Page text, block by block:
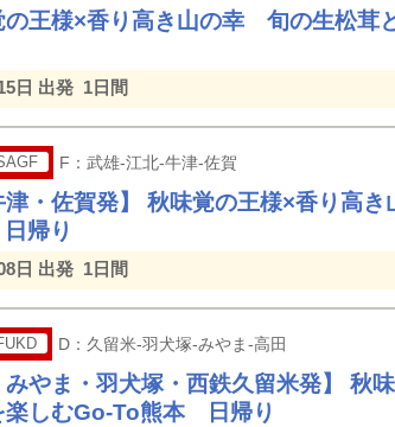
の王様×香り高き山の幸 旬の生松
日 出発 1日間
F：武雄-江北-牛津-佐賀
津・佐賀発】 秋味覚の王様×香り高
帰り
日 出発 1日間
D：久留米-羽犬塚-みやま-高田
みやま・羽犬塚・西鉄久留米発】 秋
楽しむGo-To熊本 日帰り